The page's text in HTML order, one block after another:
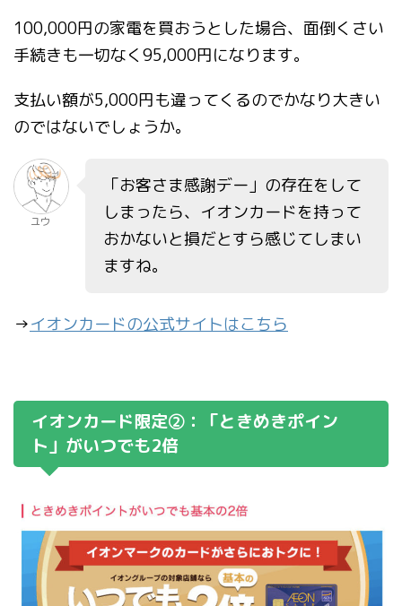
100,000円の家電を買おうとした場合、面倒くさい
手続きも一切なく95,000円になります。
支払い額が5,000円も違ってくるのでかなり大きい
のではないでしょうか。
ユウ
「お客さま感謝デー」の存在をして
しまったら、イオンカードを持って
おかないと損だとすら感じてしまい
ますね。
→イオンカードの公式サイトはこちら
イオンカード限定②：「ときめきポイン
ト」がいつでも2倍